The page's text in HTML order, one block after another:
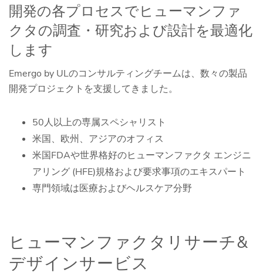
開発の各プロセスでヒューマンファ
クタの調査・研究および設計を最適化
します
Emergo by ULのコンサルティングチームは、数々の製品
開発プロジェクトを支援してきました。
50人以上の専属スペシャリスト
米国、欧州、アジアのオフィス
米国FDAや世界格好のヒューマンファクタ エンジニ
アリング (HFE)規格および要求事項のエキスパート
専門領域は医療およびヘルスケア分野
ヒューマンファクタリサーチ&
デザインサービス